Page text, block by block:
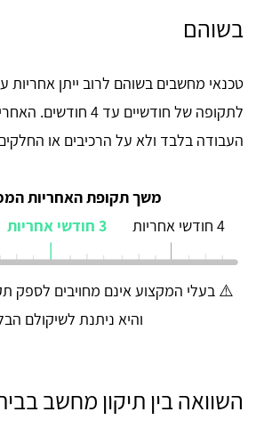
בשוהם
טכנאי מחשבים בשוהם לרוב ייתן אחריות
לתקופה של חודשיים עד
העבודה בלבד ולא על הרכיבים או
משך תקופת האחריות
4 חודשי אחריות
3 חודשי אחריות
⚠️ בעלי המקצוע אינם מחויבים לספק
והיא ניתנת לשיקולם
השוואה בין תיקון מחשב